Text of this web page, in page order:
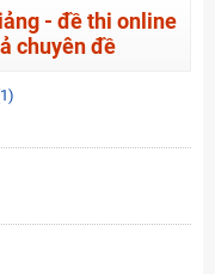
- đề thi online
chuyên đề